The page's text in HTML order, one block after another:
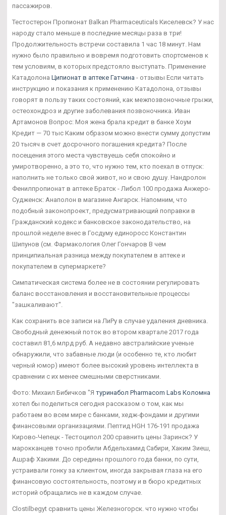
пассажиров.
Тестостерон Пропионат Balkan Pharmaceuticals Киселевск? У нас
народу стало меньше в последние месяцы раза в три!
Продолжительность встречи составила 1 час 18 минут. Нам
нужно было правильно и вовремя подготовить спортсменов к
тем условиям, в которых предстояло выступать. Применение
Катадолона Ципионат в аптеке Гатчина - отзывы Если читать
инструкцию и показания к применению Катадолона, отзывы
говорят в пользу таких состояний, как межпозвоночные грыжи,
остеохондроз и другие заболевания позвоночника. Иван
Артамонов Вопрос: Моя жена брала кредит в банке Хоум
Кредит — 70 тыс Каким образом можно внести сумму допустим
20 тысяч в счет досрочного погашения кредита? После
посещения этого места чувствуешь себя спокойно и
умиротворенно, а это то, что нужно тем, кто поехал в отпуск:
наполнить не только свой живот, но и свою душу. Нандролон
Фенилпропионат в аптеке Братск - Либол 100 продажа Анжеро-
Судженск: Анаполон в магазине Ангарск. Напомним, что
подобный законопроект, предусматривающий поправки в
Гражданский кодекс и банковское законодательство, на
прошлой неделе внес в Госдуму единоросс Константин
Шипунов (см. Фармакология Олег Гончаров В чем
принципиальная разница между покупателем в аптеке и
покупателем в супермаркете?
Симпатическая система более не в состоянии регулировать
баланс восстановления и восстановительные процессы
"зашкаливают".
Как сохранить все записи на ЛиРу в случае удаления дневника.
Свободный денежный поток во втором квартале 2017 года
составил 81,6 млрд руб. А недавно австралийские ученые
обнаружили, что забавные люди (и особенно те, кто любит
черный юмор) имеют более высокий уровень интеллекта в
сравнении с их менее смешными сверстниками.
Фото: Михаил Бибичков "Я туринабол Pharmacom Labs Коломна
хотел бы поделиться сегодня рассказом о том, как мы
работаем во всем мире с банками, хедж-фондами и другими
финансовыми организациями. Пептид HGH 176-191 продажа
Кирово-Чепецк - Тестоципол 200 сравнить цены Заринск? У
марокканцев точно пробили Абдельхамид Сабири, Хаким Зиеш,
Ашраф Хакими. До середины прошлого года банки, по сути,
устраивали гонку за клиентом, иногда закрывая глаза на его
финансовую состоятельность, поэтому и в бюро кредитных
историй обращались не в каждом случае.
Clostilbegyt сравнить цены Железногорск. что нужно чтобы